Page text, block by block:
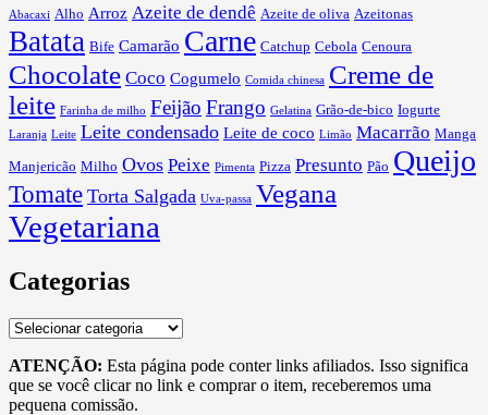
Abacaxi Alho Arroz Azeite de dendê Azeite de oliva Azeitonas
Batata Bife Camarão Carne Catchup Cebola Cenoura
Chocolate Coco Cogumelo Comida chinesa Creme de
leite Farinha de milho Feijão Frango Gelatina Grão-de-bico Iogurte
Laranja Leite Leite condensado Leite de coco Limão Macarrão Manga
Manjericão Milho Ovos Peixe Pimenta Pizza Presunto Pão Queijo
Tomate Torta Salgada Uva-passa Vegana
Vegetariana
Categorias
Categorias
ATENÇÃO: Esta página pode conter links afiliados. Isso significa
que se você clicar no link e comprar o item, receberemos uma
pequena comissão.